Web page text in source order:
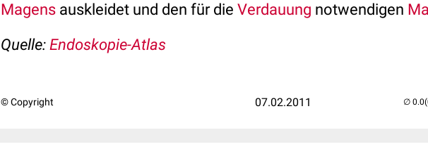
Magens auskleidet und den für die Verdauung notwendigen
Quelle: Endoskopie-Atlas
© Copyright 07.02.2011